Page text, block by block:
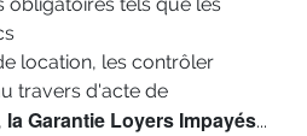
location, les contrôler
travers d'acte de
la Garantie Loyers Impayés...